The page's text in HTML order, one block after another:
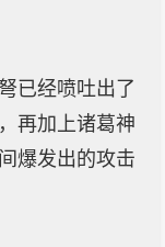
已经喷吐出了
再加上诸葛神
爆发出的攻击